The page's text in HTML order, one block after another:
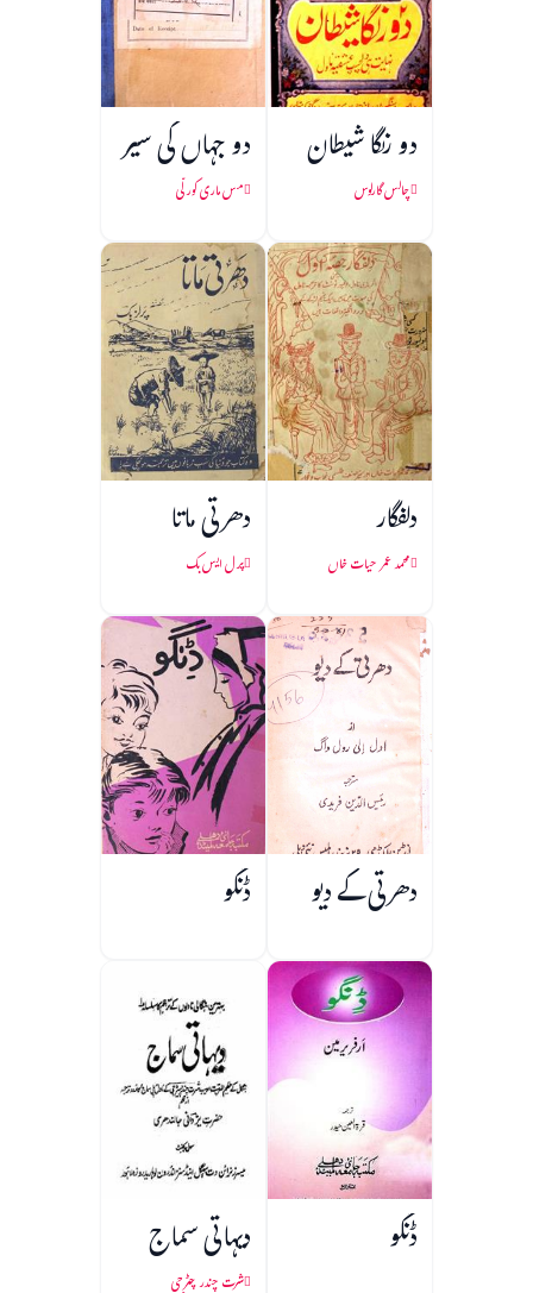
دو رنگا شیطان
چالس گارلوس
دو جہاں کی سیر
مس ماری کورلّی
دلفگار
محمد عمر حیات خاں
دھرتی ماتا
پرل ایس بک
دھرتی کے دیو ڈنگو
ڈنگو دیہاتی سماج
شرت چندر چٹرجی